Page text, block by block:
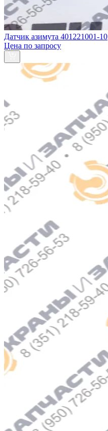
Датчик азимута 401221001-10
Цена по запросу